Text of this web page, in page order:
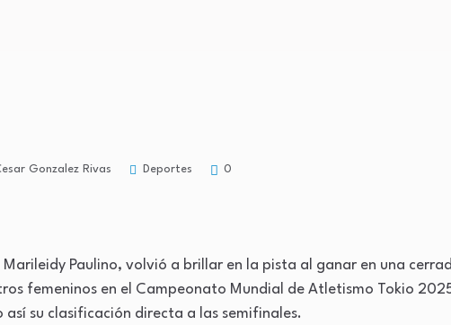
Gonzalez Rivas Deportes 0
Paulino, volvió a brillar en la pista al ganar en una
femeninos en el Campeonato Mundial de Atletismo Tokio
así su clasificación directa a las semifinales.